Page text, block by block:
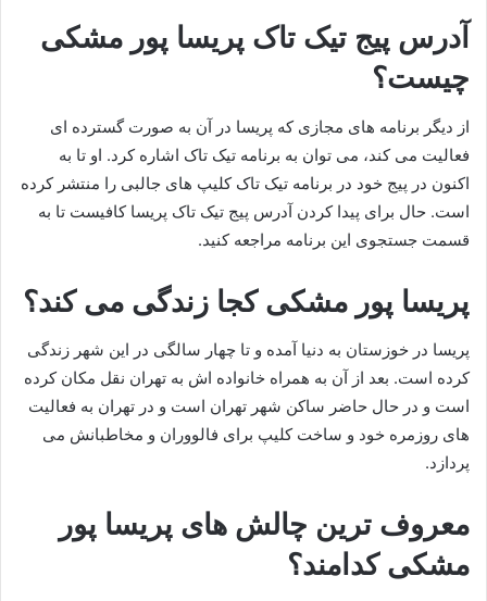
آدرس پیج تیک تاک پریسا پور مشکی
چیست؟
از دیگر برنامه های مجازی که پریسا در آن به صورت گسترده ای
فعالیت می‌ کند، می‌ توان به برنامه تیک تاک اشاره کرد. او تا به
اکنون در پیج خود در برنامه تیک تاک کلیپ های جالبی را منتشر کرده
است. حال برای پیدا کردن آدرس پیج تیک تاک پریسا کافیست تا به
قسمت جستجوی این برنامه مراجعه کنید.
پریسا پور مشکی کجا زندگی می کند؟
پریسا در خوزستان به دنیا آمده و تا چهار سالگی در این شهر زندگی
کرده است. بعد از آن به همراه خانواده اش به تهران نقل مکان کرده
است و در حال حاضر ساکن شهر تهران است و در تهران به فعالیت
های روزمره خود و ساخت کلیپ برای فالووران و مخاطبانش می
پردازد.
معروف ترین چالش های پریسا پور
مشکی کدامند؟